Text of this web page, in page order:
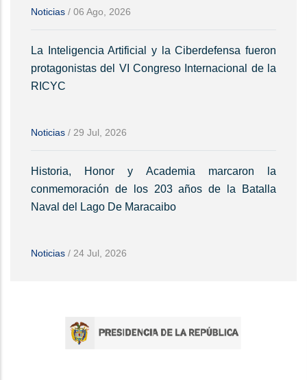
Noticias / 06 Ago, 2026
La Inteligencia Artificial y la Ciberdefensa fueron
protagonistas del VI Congreso Internacional de la
RICYC
Noticias / 29 Jul, 2026
Historia, Honor y Academia marcaron la
conmemoración de los 203 años de la Batalla
Naval del Lago De Maracaibo
Noticias / 24 Jul, 2026